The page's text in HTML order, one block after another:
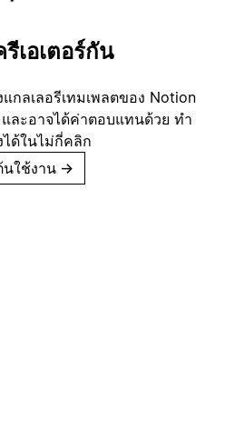
เอเตอร์กัน
กลเลอรีเทมเพลตของ Notion
ละอาจได้ค่าตอบแทนด้วย ทำ
ด้ในไม่กี่คลิก
นใช้งาน →